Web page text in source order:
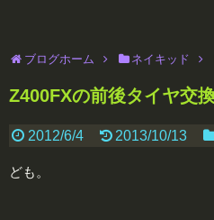
ブログホーム ネイキッド
Z400FXの前後タイヤ交
2012/6/4 2013/10/13
ども。